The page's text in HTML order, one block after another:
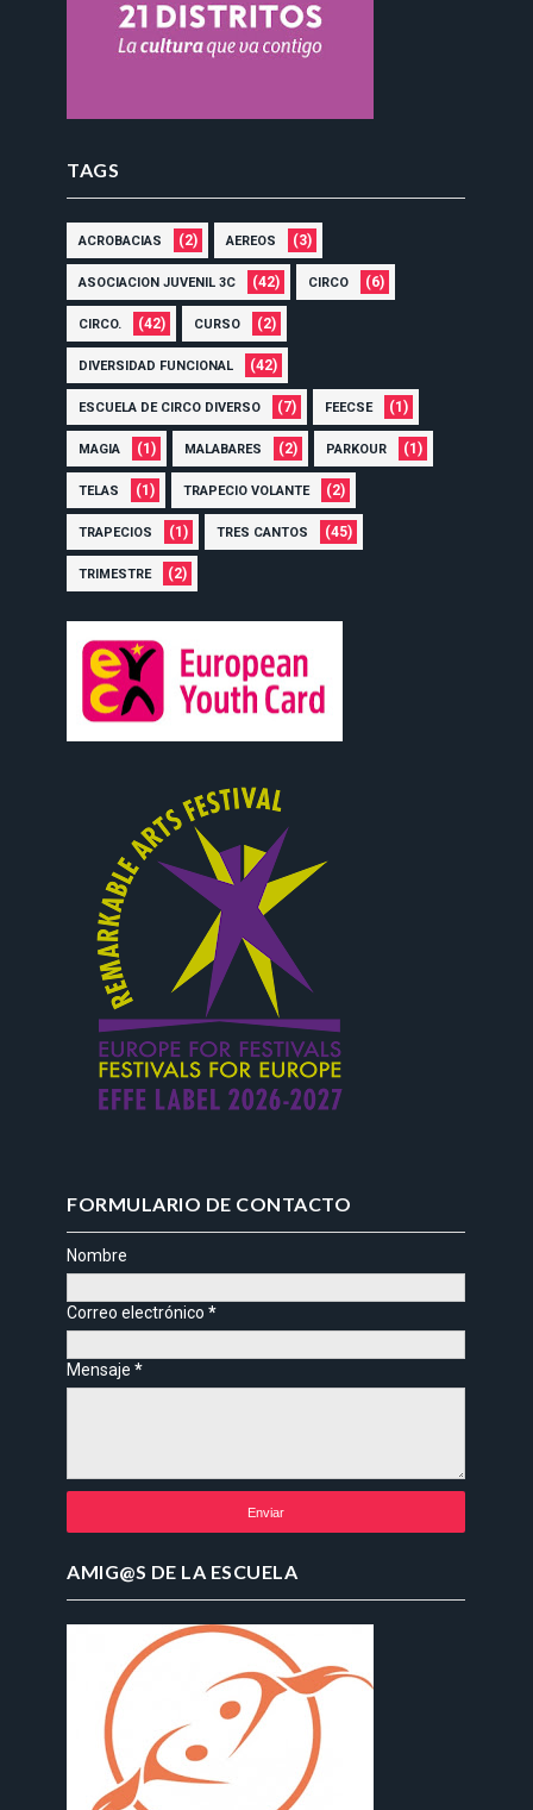
TAGS
ACROBACIAS (2) AEREOS (3)
ASOCIACION JUVENIL 3C (42) CIRCO (6)
CIRCO. (42) CURSO (2)
DIVERSIDAD FUNCIONAL (42)
ESCUELA DE CIRCO DIVERSO (7) FEECSE (1)
MAGIA (1) MALABARES (2) PARKOUR (1)
TELAS (1) TRAPECIO VOLANTE (2)
TRAPECIOS (1) TRES CANTOS (45)
TRIMESTRE (2)
FORMULARIO DE CONTACTO
Nombre
Correo electrónico*
Mensaje*
AMIG@S DE LA ESCUELA